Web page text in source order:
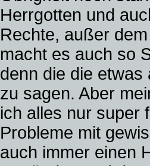
Herrgotten und
Rechte, außer
macht es auch so
denn die die
zu sagen. Aber
ich alles nur super
Probleme mit
auch immer einen